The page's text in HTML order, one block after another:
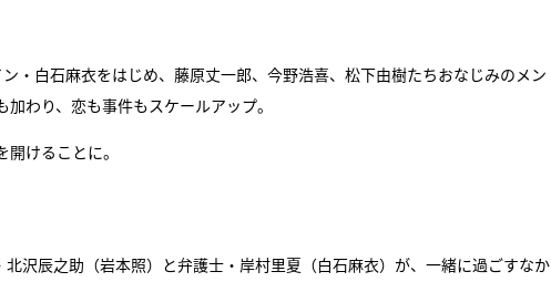
・白石麻衣をはじめ、藤原丈一郎、今野浩喜、松下由樹たちおなじみのメン
わり、恋も事件もスケールアップ。
けることに。
沢辰之助（岩本照）と弁護士・岸村里夏（白石麻衣）が、一緒に過ごすなか